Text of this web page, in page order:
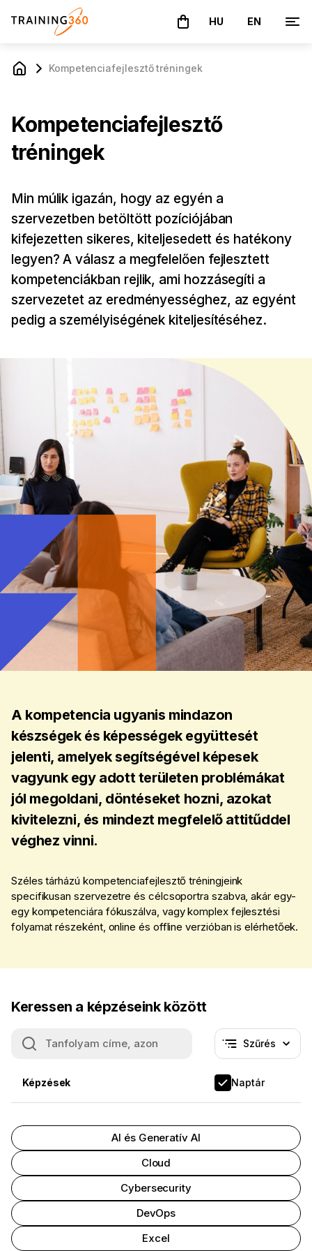
A kosár üres
HU EN
Kompetencia­fejlesztő tréningek
Kompetencia­fejlesztő
tréningek
Min múlik igazán, hogy az egyén a
szervezetben betöltött pozíciójában
kifejezetten sikeres, kiteljesedett és hatékony
legyen? A válasz a megfelelően fejlesztett
kompetenciákban rejlik, ami hozzásegíti a
szervezetet az eredményességhez, az egyént
pedig a személyiségének kiteljesítéséhez.
A kompetencia ugyanis mindazon
készségek és képességek együttesét
jelenti, amelyek segítségével képesek
vagyunk egy adott területen problémákat
jól megoldani, döntéseket hozni, azokat
kivitelezni, és mindezt megfelelő attitűddel
véghez vinni.
Széles tárházú kompetenciafejlesztő tréningjeink
specifikusan szervezetre és célcsoportra szabva, akár egy-
egy kompetenciára fókuszálva, vagy komplex fejlesztési
folyamat részeként, online és offline verzióban is elérhetőek.
Keressen a képzéseink között
Képzések
Szűrés
Nincs
Naptár
AI és Generatív AI
Cloud
Cybersecurity
DevOps
Excel